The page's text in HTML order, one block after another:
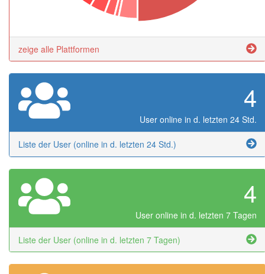
zeige alle Plattformen
4
User online in d. letzten 24 Std.
Liste der User (online in d. letzten 24 Std.)
4
User online in d. letzten 7 Tagen
Liste der User (online in d. letzten 7 Tagen)